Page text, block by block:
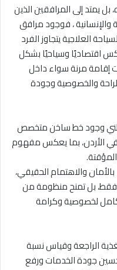
يمتد إلى المرافقين الذين
والإنسانية ، فوجود مرافق
العلاجية يتجاوز الفرد
اقتصاديًا وسياحيًا بشكل
إقامة مرنة سواء داخل
والخصوصية وجودة
وجود خط ساخن متخصص
في الأردن، بما يعكس مفهوم
والاهتمام الحقيقي،
فقط، بل تمنح منظومة من
كامل لخصوصية وكرامة
الراجعة وقياس نسبة
جودة الخدمات ورفع